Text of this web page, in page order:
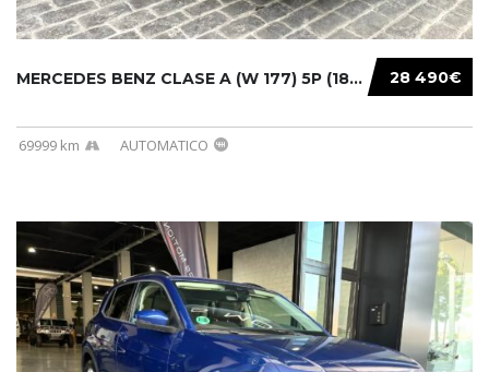
28 490€
MERCEDES BENZ CLASE A (W 177) 5P (18-) 2020....
69999 km AUTOMATICO